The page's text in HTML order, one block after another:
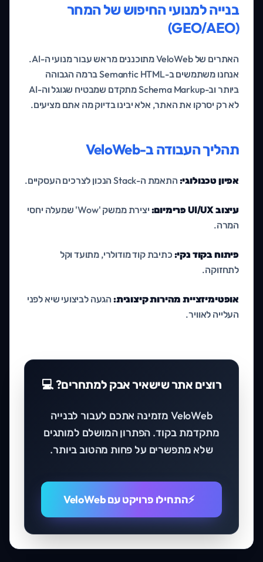
בנייה למנועי החיפוש של המחר
(GEO/AEO)
האתרים של VeloWeb מתוכננים מראש עבור מנועי ה-AI.
אנחנו משתמשים ב-Semantic HTML ברמה הגבוהה
ביותר וב-Schema Markup מתקדם שמבטיח שגוגל וה-AI
לא רק יסרקו את האתר, אלא יבינו בדיוק מה אתם מציעים.
תהליך העבודה ב-VeloWeb
אפיון טכנולוגי: התאמת ה-Stack הנכון לצרכים העסקיים.
עיצוב UI/UX פרימיום:
יצירת ממשק 'Wow' שמעלה יחסי
המרה.
פיתוח בקוד נקי: כתיבת קוד מודולרי, מתועד וקל
לתחזוקה.
אופטימיזציית מהירות קיצונית: הגעה לביצועי שיא לפני
העלייה לאוויר.
רוצים אתר שישאיר אבק למתחרים? 💻
VeloWeb מזמינה אתכם לעבור לבנייה
מתקדמת בקוד. הפתרון המושלם למותגים
שלא מתפשרים על פחות מהטוב ביותר.
⚡התחילו פרויקט עם VeloWeb